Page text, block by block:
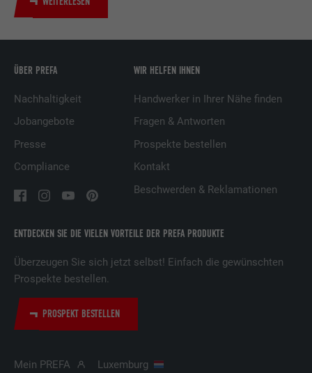
ENTDECKEN SIE DIE VIELEN VORTEILE DER PREFA PRODUKTE
Überzeugen Sie sich jetzt selbst! Einfach die gewünschten
Prospekte bestellen.
PROSPEKT BESTELLEN
ÜBER PREFA
Nachhaltigkeit
Jobangebote
Presse
Compliance
WIR HELFEN IHNEN
Handwerker in Ihrer Nähe finden
Fragen & Antworten
Prospekte bestellen
Kontakt
Beschwerden & Reklamationen
Mein PREFA Luxemburg
Zweck
Dienstleistungen.
Anbieter
Laufzeit
mehreren Webseiten zu verfolgen, um
präsentieren.
Name
Anbieter LinkedIn